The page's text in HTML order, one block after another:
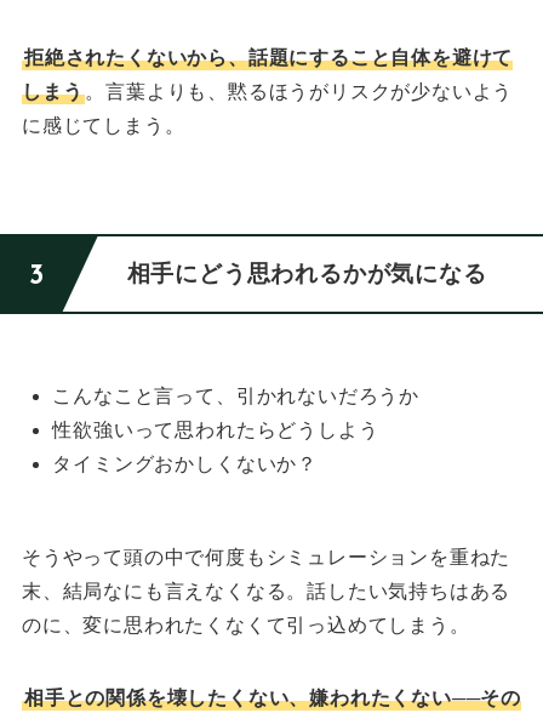
拒絶されたくないから、話題にすること自体を避けて
しまう 。言葉よりも、黙るほうがリスクが少ないよう
に感じてしまう。
相手にどう思われるかが気になる
こんなこと言って、引かれないだろうか
性欲強いって思われたらどうしよう
タイミングおかしくないか？
そうやって頭の中で何度もシミュレーションを重ねた
末、結局なにも言えなくなる。話したい気持ちはある
のに、変に思われたくなくて引っ込めてしまう。
相手との関係を壊したくない、嫌われたくない──その